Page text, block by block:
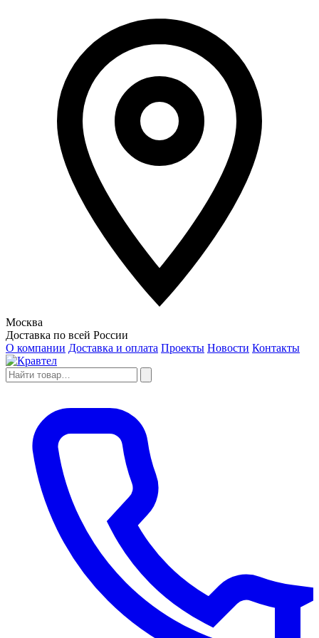
Москва
Доставка по всей России
О компании Доставка и оплата Проекты Новости Контакты